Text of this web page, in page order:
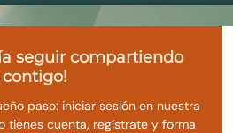
seguir compartiendo
contigo!
paso: iniciar sesión en nuestra
tienes cuenta, regístrate y forma